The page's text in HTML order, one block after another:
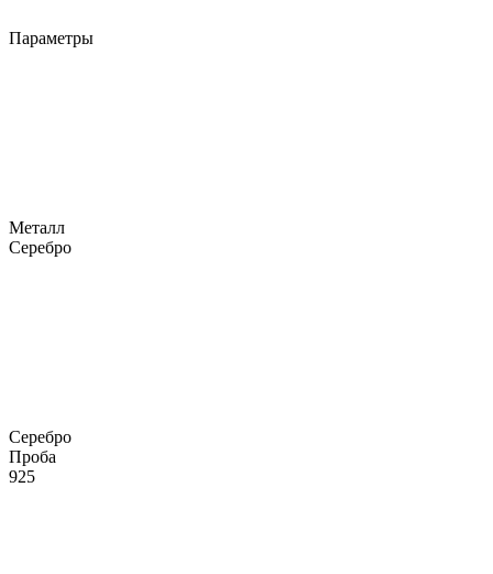
Параметры
Металл
Серебро
Серебро
Проба
925